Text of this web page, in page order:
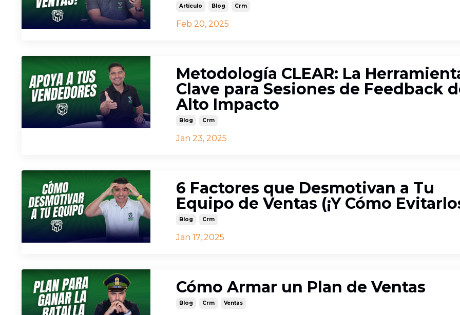
Artículo Blog Crm
Feb 20, 2025
Metodología CLEAR: La
Clave para Sesiones de Feedback
Alto Impacto
Blog Crm
Jan 23, 2025
6 Factores que Desmotivan a Tu
Equipo de Ventas (¡Y Cómo
Blog Crm
Jan 17, 2025
Cómo Armar un Plan de Ventas
Blog Crm Ventas